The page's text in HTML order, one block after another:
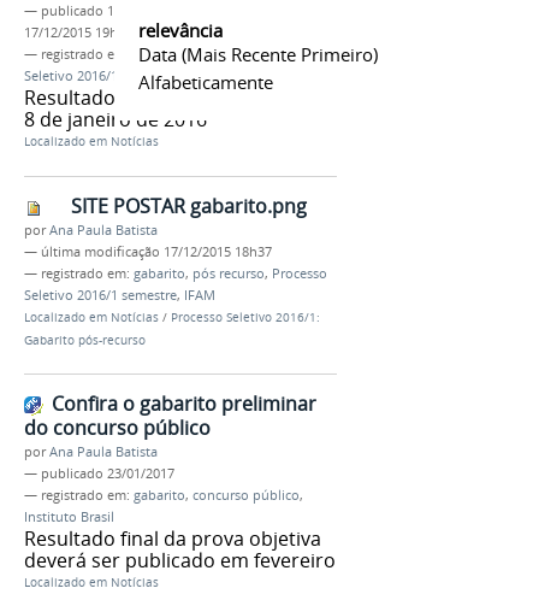
relevância
Data (mais Recente Primeiro)
Alfabeticamente
— publicado 17/12/2015
17/12/2015 19h28
— registrado em:
gabarito,pós recurso,Processo
Seletivo 2016/1 semestre
IFAM
Resultado final será divulgado dia
8 de janeiro de 2016
Localizado em Notícias
SITE POSTAR gabarito.png
porAna Paula Batista
— última modificação 17/12/2015 18h37
— registrado em: gabarito, pós recurso, Processo
Seletivo 2016/1 semestre, IFAM
Localizado em Notícias / Processo Seletivo 2016/1:
Gabarito pós-recurso
Confira o gabarito preliminar
do concurso público
porAna Paula Batista
— publicado 23/01/2017
— registrado em: gabarito, concurso público,
Instituto Brasil
Resultado final da prova objetiva
deverá ser publicado em fevereiro
Localizado em Notícias